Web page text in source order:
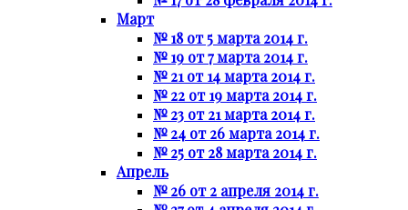
Март
№ 18 от 5 марта 2014 г.
№ 19 от 7 марта 2014 г.
№ 21 от 14 марта 2014 г.
№ 22 от 19 марта 2014 г.
№ 23 от 21 марта 2014 г.
№ 24 от 26 марта 2014 г.
№ 25 от 28 марта 2014 г.
Апрель
№ 26 от 2 апреля 2014 г.